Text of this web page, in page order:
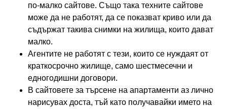
по-малко сайтове. Също така техните сайтове
може да не работят, да се показват криво или да
съдържат такива снимки на жилища, които дават
малко.
Агентите не работят с тези, които се нуждаят от
краткосрочно жилище, само шестмесечни и
едногодишни договори.
В сайтовете за търсене на апартаменти аз лично
нарисувах доста, тъй като получавайки името на